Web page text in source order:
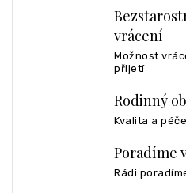
vrácení
Možnost
přijetí
Rodinný
Kvalita a
Poradíme
Rádi